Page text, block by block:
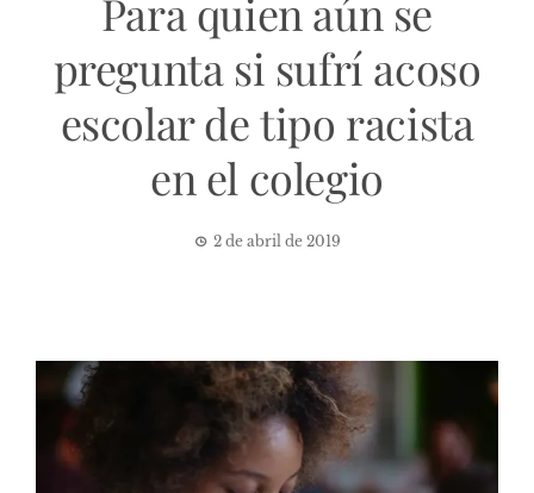
Para quien aún se
pregunta si sufrí acoso
escolar de tipo racista
en el colegio
2 de abril de 2019